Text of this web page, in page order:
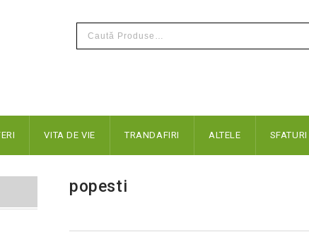
VITA DE VIE TRANDAFIRI ALTELE
popesti